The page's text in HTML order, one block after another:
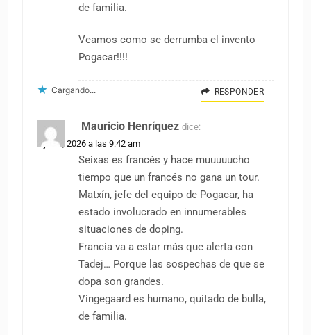
de familia.
Veamos como se derrumba el invento
Pogacar!!!!
Cargando... RESPONDER
Mauricio Henríquez dice:
5 junio, 2026 a las 9:42 am
Seixas es francés y hace muuuuucho
tiempo que un francés no gana un tour.
Matxín, jefe del equipo de Pogacar, ha
estado involucrado en innumerables
situaciones de doping.
Francia va a estar más que alerta con
Tadej… Porque las sospechas de que se
dopa son grandes.
Vingegaard es humano, quitado de bulla,
de familia.